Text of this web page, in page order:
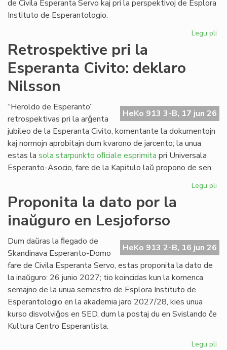
de Civila Esperanta Servo kaj pri la perspektivoj de Esplora
Instituto de Esperantologio.
Legu pli
Retrospektive pri la
Esperanta Civito: deklaro
Nilsson
HeKo 913 3-B, 17 jun 26
“Heroldo de Esperanto”
retrospektivas pri la arĝenta
jubileo de la Esperanta Civito, komentante la dokumentojn
kaj normojn aprobitajn dum kvarono de jarcento; la unua
estas la sola starpunkto oﬁciale esprimita pri Universala
Esperanto-Asocio, fare de la Kapitulo laŭ propono de sen.
Legu pli
Proponita la dato por la
inaŭguro en Lesjoforso
HeKo 913 2-B, 16 jun 26
Dum daŭras la ﬂegado de
Skandinava Esperanto-Domo
fare de Civila Esperanta Servo, estas proponita la dato de
la inaŭguro: 26 junio 2027; tio koincidas kun la komenca
semajno de la unua semestro de Esplora Instituto de
Esperantologio en la akademia jaro 2027/28, kies unua
kurso disvolviĝos en SED, dum la postaj du en Svislando ĉe
Kultura Centro Esperantista.
Legu pli